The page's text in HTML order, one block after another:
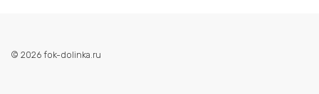
© 2026 fok-dolinka.ru